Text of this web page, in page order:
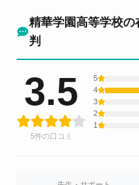
精華学園高等学校
判
3.5
5件の口コミ
5
4
3
2
1